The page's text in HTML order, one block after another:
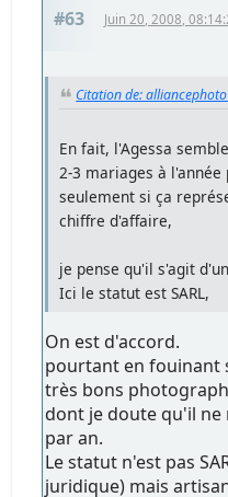
#63 Juin 20, 2008,
Citation de:
En fait, l'Agessa
2-3 mariages à
seulement si ça
chiffre d'affaire,
je pense qu'il s'agit
Ici le statut est SARL,
On est d'accord.
pourtant en fouinant
très bons
dont je doute qu'il ne
par an.
Le statut n'est pas
juridique) mais